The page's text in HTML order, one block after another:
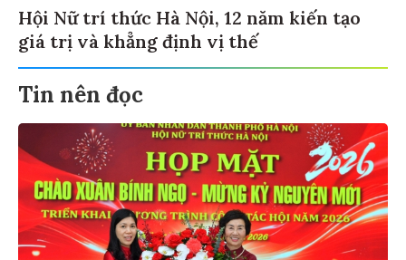
Hội Nữ trí thức Hà Nội, 12 năm kiến tạo
giá trị và khẳng định vị thế
Tin nên đọc